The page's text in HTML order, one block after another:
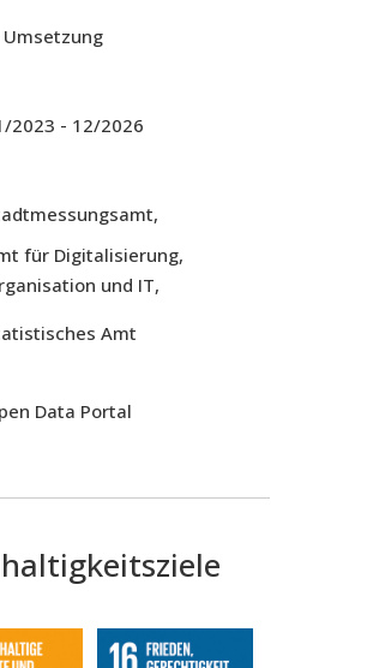
Umsetzung
2023 - 12/2026
für Digitalisierung,
und IT,
Amt
Data Portal